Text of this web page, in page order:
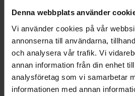
Denna webbplats använder
Vi använder cookies på vår
annonserna till användarna,
och analysera vår trafik. Vi
annan information från din enhet
analysföretag som vi samarbetar
informationen med annan
2 795 kr
Visa mer